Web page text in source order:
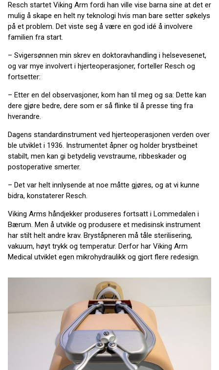
Resch startet Viking Arm fordi han ville vise barna sine at det er
mulig å skape en helt ny teknologi hvis man bare setter søkelys
på et problem. Det viste seg å være en god idé å involvere
familien fra start.
– Svigersønnen min skrev en doktoravhandling i helsevesenet,
og var mye involvert i hjerteoperasjoner, forteller Resch og
fortsetter:
– Etter en del observasjoner, kom han til meg og sa: Dette kan
dere gjøre bedre, dere som er så flinke til å presse ting fra
hverandre.
Dagens standardinstrument ved hjerteoperasjonen verden over
ble utviklet i 1936. Instrumentet åpner og holder brystbeinet
stabilt, men kan gi betydelig vevstraume, ribbeskader og
postoperative smerter.
– Det var helt innlysende at noe måtte gjøres, og at vi kunne
bidra, konstaterer Resch.
Viking Arms håndjekker produseres fortsatt i Lommedalen i
Bærum. Men å utvikle og produsere et medisinsk instrument
har stilt helt andre krav. Bryståpneren må tåle sterilisering,
vakuum, høyt trykk og temperatur. Derfor har Viking Arm
Medical utviklet egen mikrohydraulikk og gjort flere redesign.